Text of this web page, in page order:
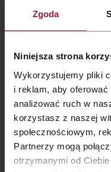
Zgoda
Niniejsza strona
Wykorzystujemy pliki
i reklam, aby oferować
analizować ruch w
korzystasz z naszej
społecznościowym,
Partnerzy mogą
otrzymanymi od
Rodzaj przyjęcia:
Przyjęcie weselne